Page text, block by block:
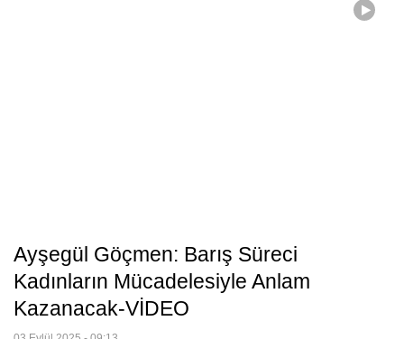
Ayşegül Göçmen: Barış Süreci
Kadınların Mücadelesiyle Anlam
Kazanacak-VİDEO